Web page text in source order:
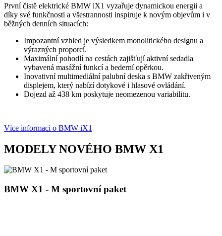
První čistě elektrické BMW iX1 vyzařuje dynamickou energii a
díky své funkčnosti a všestrannosti inspiruje k novým objevům i v
běžných denních situacích:
Impozantní vzhled je výsledkem monolitického designu a
výrazných proporcí.
Maximální pohodlí na cestách zajišťují aktivní sedadla
vybavená masážní funkcí a bederní opěrkou.
Inovativní multimediální palubní deska s BMW zakřiveným
displejem, který nabízí dotykové i hlasové ovládání.
Dojezd až 438 km poskytuje neomezenou variabilitu.
Více informací o BMW iX1
MODELY NOVÉHO BMW X1
BMW X1 - M sportovní paket